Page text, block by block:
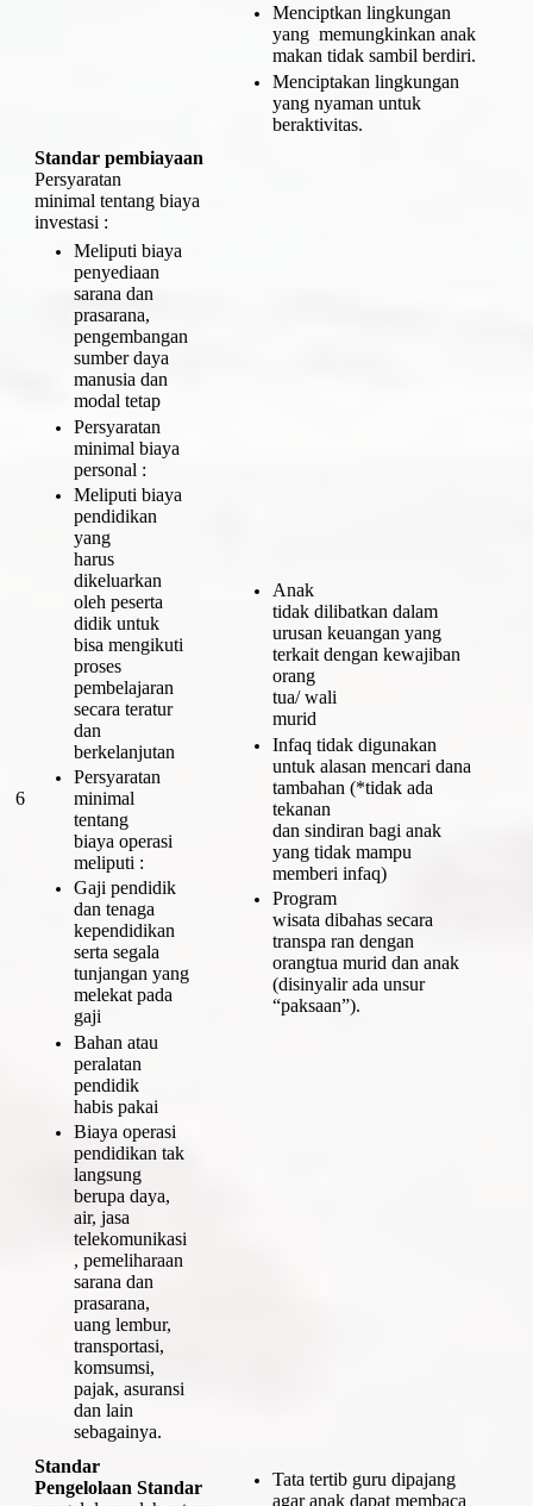
Menciptkan lingkungan
yang memungkinkan anak
makan tidak sambil berdiri.
Menciptakan lingkungan
yang nyaman untuk
beraktivitas.
6
Standar pembiayaan
Persyaratan
minimal tentang biaya
investasi :
Meliputi biaya
penyediaan
sarana dan
prasarana,
pengembangan
sumber daya
manusia dan
modal tetap
Persyaratan
minimal biaya
personal :
Meliputi biaya
pendidikan
yang
harus
dikeluarkan
oleh peserta
didik untuk
bisa mengikuti
proses
pembelajaran
secara teratur
dan
berkelanjutan
Persyaratan
minimal
tentang
biaya operasi
meliputi :
Gaji pendidik
dan tenaga
kependidikan
serta segala
tunjangan yang
melekat pada
gaji
Bahan atau
peralatan
pendidik
habis pakai
Biaya operasi
pendidikan tak
langsung
berupa daya,
air, jasa
telekomunikasi
, pemeliharaan
sarana dan
prasarana,
uang lembur,
transportasi,
komsumsi,
pajak, asuransi
dan lain
sebagainya.
Anak
tidak dilibatkan dalam
urusan keuangan yang
terkait dengan kewajiban
orang
tua/ wali
murid
Infaq tidak digunakan
untuk alasan mencari dana
tambahan (*tidak ada
tekanan
dan sindiran bagi anak
yang tidak mampu
memberi infaq)
Program
wisata dibahas secara
transpa ran dengan
orangtua murid dan anak
(disinyalir ada unsur
“paksaan”).
Standar
Pengelolaan Standar
Tata tertib guru dipajang
agar anak dapat membaca